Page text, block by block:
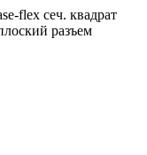
flex сеч. квадрат
разъем